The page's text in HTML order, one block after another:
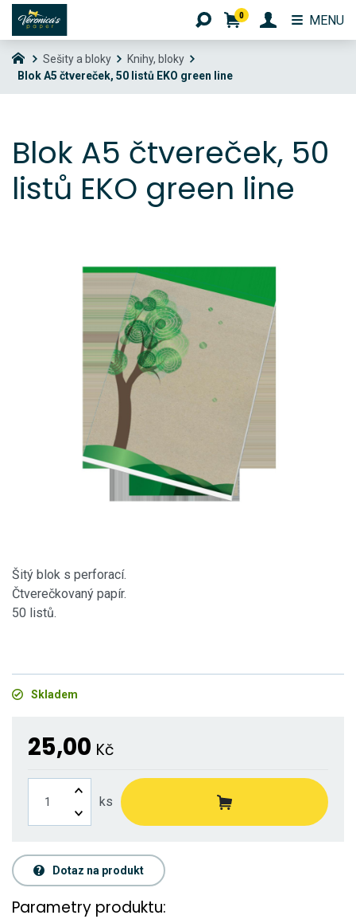
Sešity a bloky
Knihy, bloky
Blok A5 čtvereček, 50 listů EKO green line
Blok A5 čtvereček, 50
listů EKO green line
Šitý blok s perforací.
Čtverečkovaný papír.
50 listů.
Skladem
25,00 Kč
ks
Dotaz na produkt
Parametry produktu:
0 MENU